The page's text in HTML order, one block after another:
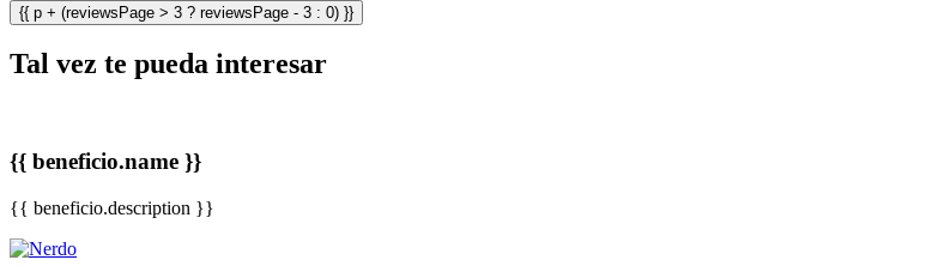
{{ p + (reviewsPage > 3 ? reviewsPage - 3 : 0) }}
Tal vez te pueda interesar
{{ beneficio.name }}
{{ beneficio.description }}